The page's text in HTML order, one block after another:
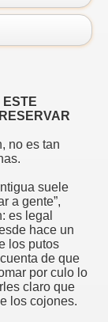
ESTE
no es tan
suele
a gente”,
es legal
hace un
los putos
de que
por culo lo
claro que
los cojones.